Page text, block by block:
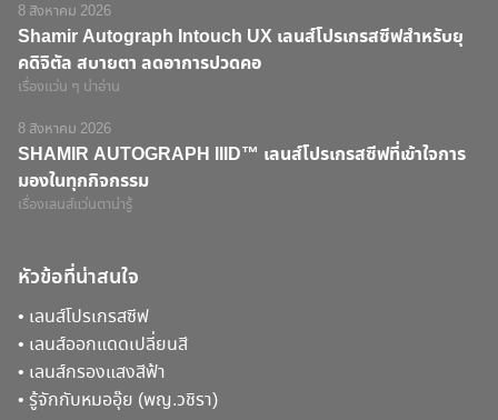
8 สิงหาคม 2026
Shamir Autograph Intouch UX เลนส์โปรเกรสซีฟสำหรับยุ
คดิจิตัล สบายตา ลดอาการปวดคอ
เรื่องแว่น ๆ น่าอ่าน
8 สิงหาคม 2026
SHAMIR AUTOGRAPH IIID™ เลนส์โปรเกรสซีฟที่เข้าใจการ
มองในทุกกิจกรรม
เรื่องเลนส์แว่นตาน่ารู้
หัวข้อที่น่าสนใจ
• เลนส์โปรเกรสซีฟ
• เลนส์ออกแดดเปลี่ยนสี
• เลนส์กรองแสงสีฟ้า
• รู้จักกับหมออุ๊ย (พญ.วชิรา)